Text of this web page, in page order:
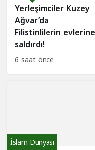
Yerleşimciler Kuzey
Ağvar’da
Filistinlilerin evlerine
saldırdı!
6 saat önce
İslam Dünyası